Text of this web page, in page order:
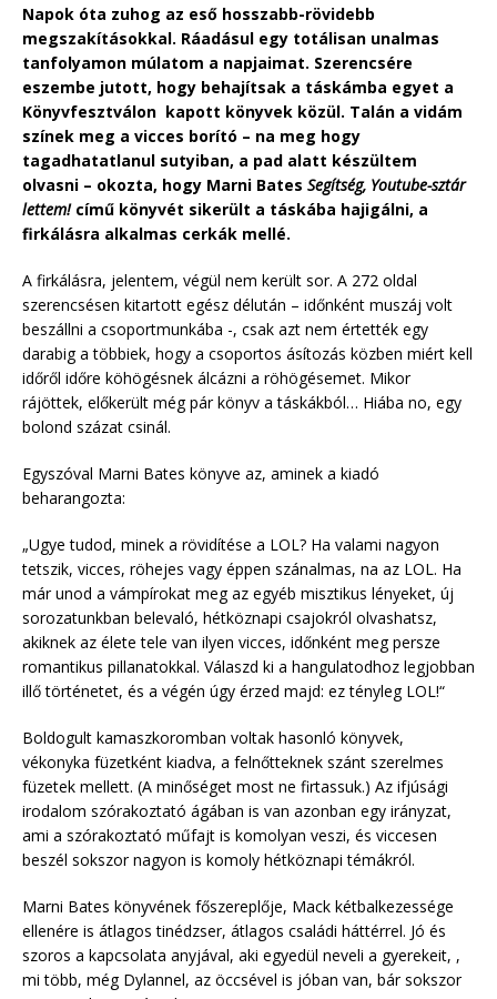
Napok óta zuhog az eső hosszabb-rövidebb
megszakításokkal. Ráadásul egy totálisan unalmas
tanfolyamon múlatom a napjaimat. Szerencsére
eszembe jutott, hogy behajítsak a táskámba egyet a
Könyvfesztválon kapott könyvek közül. Talán a vidám
színek meg a vicces borító – na meg hogy
tagadhatatlanul sutyiban, a pad alatt készültem
olvasni – okozta, hogy Marni Bates Segítség, Youtube-sztár
lettem!című könyvét sikerült a táskába hajigálni, a
firkálásra alkalmas cerkák mellé.
A firkálásra, jelentem, végül nem került sor. A 272 oldal
szerencsésen kitartott egész délután – időnként muszáj volt
beszállni a csoportmunkába -, csak azt nem értették egy
darabig a többiek, hogy a csoportos ásítozás közben miért kell
időről időre köhögésnek álcázni a röhögésemet. Mikor
rájöttek, előkerült még pár könyv a táskákból… Hiába no, egy
bolond százat csinál.
Egyszóval Marni Bates könyve az, aminek a kiadó
beharangozta:
„Ugye tudod, minek a rövidítése a LOL? Ha valami nagyon
tetszik, vicces, röhejes vagy éppen szánalmas, na az LOL. Ha
már unod a vámpírokat meg az egyéb misztikus lényeket, új
sorozatunkban belevaló, hétköznapi csajokról olvashatsz,
akiknek az élete tele van ilyen vicces, időnként meg persze
romantikus pillanatokkal. Válaszd ki a hangulatodhoz legjobban
illő történetet, és a végén úgy érzed majd: ez tényleg LOL!“
Boldogult kamaszkoromban voltak hasonló könyvek,
vékonyka füzetként kiadva, a felnőtteknek szánt szerelmes
füzetek mellett. (A minőséget most ne firtassuk.) Az ifjúsági
irodalom szórakoztató ágában is van azonban egy irányzat,
ami a szórakoztató műfajt is komolyan veszi, és viccesen
beszél sokszor nagyon is komoly hétköznapi témákról.
Marni Bates könyvének főszereplője, Mack kétbalkezessége
ellenére is átlagos tinédzser, átlagos családi háttérrel. Jó és
szoros a kapcsolata anyjával, aki egyedül neveli a gyerekeit, ,
mi több, még Dylannel, az öccsével is jóban van, bár sokszor